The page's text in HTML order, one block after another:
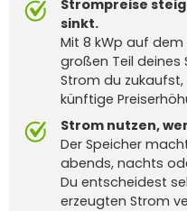
Strompreise
sinkt.
Mit 8 kWp auf
großen Teil deines
Strom du
künftige
Strom nutzen,
Der Speicher
abends, nachts
Du entscheidest
erzeugten Strom